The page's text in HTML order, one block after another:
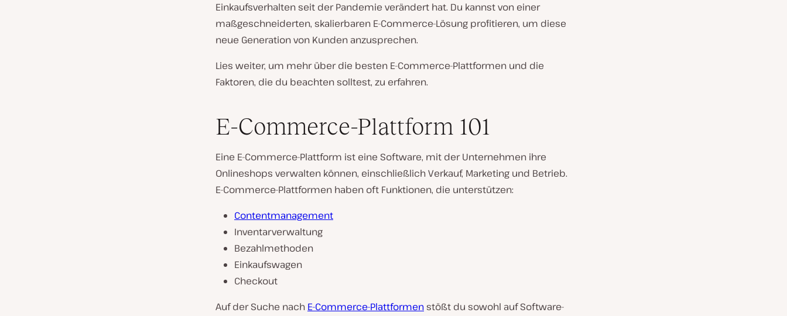
Einkaufsverhalten seit der Pandemie verändert hat. Du kannst von einer
maßgeschneiderten, skalierbaren E-Commerce-Lösung profitieren, um diese
neue Generation von Kunden anzusprechen.
Lies weiter, um mehr über die besten E-Commerce-Plattformen und die
Faktoren, die du beachten solltest, zu erfahren.
E-Commerce-Plattform 101
Eine E-Commerce-Plattform ist eine Software, mit der Unternehmen ihre
Onlineshops verwalten können, einschließlich Verkauf, Marketing und Betrieb.
E-Commerce-Plattformen haben oft Funktionen, die unterstützen:
Contentmanagement
Inventarverwaltung
Bezahlmethoden
Einkaufswagen
Checkout
Auf der Suche nach E-Commerce-Plattformen stößt du sowohl auf Software-